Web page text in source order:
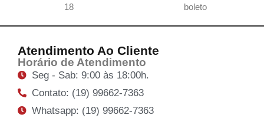
18
boleto
Atendimento Ao Cliente
Horário de Atendimento
Seg - Sab: 9:00 às 18:00h.
Contato: (19) 99662-7363
Whatsapp: (19) 99662-7363